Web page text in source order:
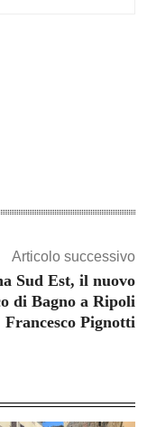
Articolo successivo
Sud Est, il nuovo
di Bagno a Ripoli
Francesco Pignotti